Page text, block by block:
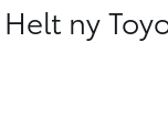
Helt ny